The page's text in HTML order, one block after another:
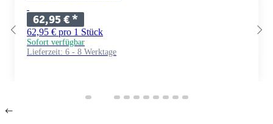
62,95 €*
62,95 € pro 1 Stück
Sofort verfügbar
Lieferzeit: 6 - 8 Werktage